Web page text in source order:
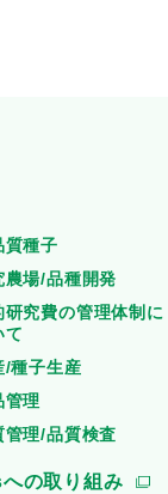
質種子
農場/品種開発
研究費の管理体制に
て
/種子生産
管理
管理/品質検査
の取り組み